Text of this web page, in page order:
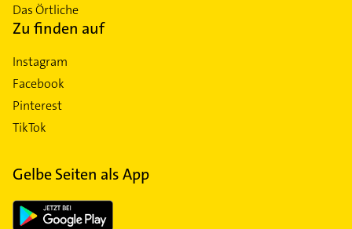
Das Örtliche
Zu finden auf
Instagram
Facebook
Pinterest
TikTok
Gelbe Seiten als App